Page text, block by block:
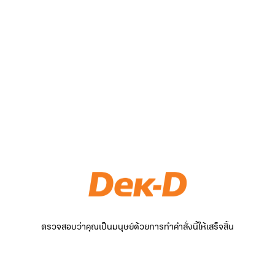
ตรวจสอบว่าคุณเป็นมนุษย์ด้วยการทำคำสั่งนี้ให้เสร็จสิ้น